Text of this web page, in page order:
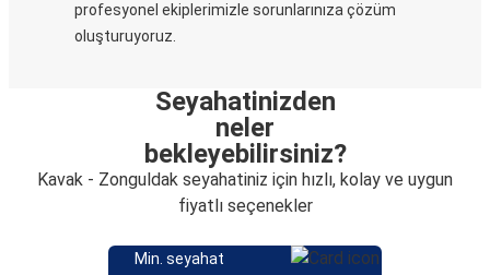
profesyonel ekiplerimizle sorunlarınıza çözüm
oluşturuyoruz.
Seyahatinizden
neler
bekleyebilirsiniz?
Kavak - Zonguldak seyahatiniz için hızlı, kolay ve uygun
fiyatlı seçenekler
Min. seyahat